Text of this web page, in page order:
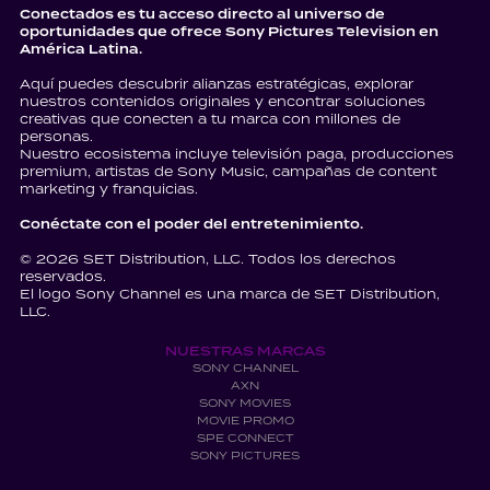
Conectados es tu acceso directo al universo de
oportunidades que ofrece Sony Pictures Television en
América Latina.
Aquí puedes descubrir alianzas estratégicas, explorar
nuestros contenidos originales y encontrar soluciones
creativas que conecten a tu marca con millones de
personas.
Nuestro ecosistema incluye televisión paga, producciones
premium, artistas de Sony Music, campañas de content
marketing y franquicias.
Conéctate con el poder del entretenimiento.
© 2026 SET Distribution, LLC. Todos los derechos
reservados.
El logo Sony Channel es una marca de SET Distribution,
LLC.
NUESTRAS MARCAS
SONY CHANNEL
AXN
SONY MOVIES
MOVIE PROMO
SPE CONNECT
SONY PICTURES